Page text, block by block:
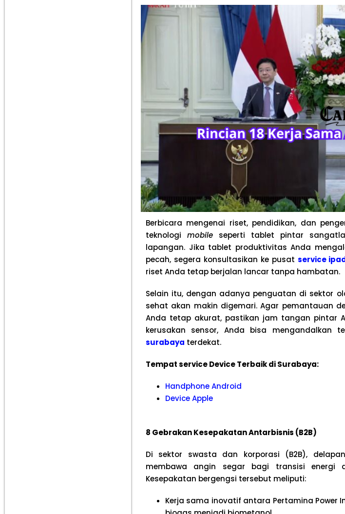
Berbicara mengenai riset, pendidikan, dan
teknologi mobileseperti tablet pintar
lapangan. Jika tablet produktivitas Anda
pecah, segera konsultasikan ke pusat service
riset Anda tetap berjalan lancar tanpa hambatan.
Selain itu, dengan adanya penguatan di sektor
sehat akan makin digemari. Agar pemantauan
Anda tetap akurat, pastikan jam tangan pintar
kerusakan sensor, Anda bisa mengandalkan
surabaya terdekat.
Tempat service Device Terbaik di Surabaya:
Handphone Android
Device Apple
8 Gebrakan Kesepakatan Antarbisnis (B2B)
Di sektor swasta dan korporasi (B2B),
membawa angin segar bagi transisi energi
Kesepakatan bergengsi tersebut meliputi:
Kerja sama inovatif antara Pertamina Power